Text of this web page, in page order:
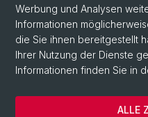
Instagram
© Universität Basel
Datenschutzerklärung
Werbung und Analysen
Informationen
die Sie ihnen bereitgestellt
Ihrer Nutzung der Dienste
Informationen finden Sie in
ALLE